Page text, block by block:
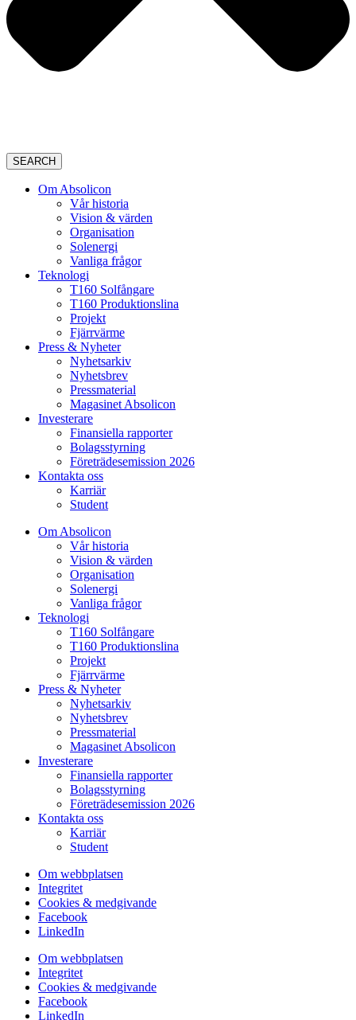
SEARCH
Om Absolicon
Vår historia
Vision & värden
Organisation
Solenergi
Vanliga frågor
Teknologi
T160 Solfångare
T160 Produktionslina
Projekt
Fjärrvärme
Press & Nyheter
Nyhetsarkiv
Nyhetsbrev
Pressmaterial
Magasinet Absolicon
Investerare
Finansiella rapporter
Bolagsstyrning
Företrädesemission 2026
Kontakta oss
Karriär
Student
Om Absolicon
Vår historia
Vision & värden
Organisation
Solenergi
Vanliga frågor
Teknologi
T160 Solfångare
T160 Produktionslina
Projekt
Fjärrvärme
Press & Nyheter
Nyhetsarkiv
Nyhetsbrev
Pressmaterial
Magasinet Absolicon
Investerare
Finansiella rapporter
Bolagsstyrning
Företrädesemission 2026
Kontakta oss
Karriär
Student
Om webbplatsen
Integritet
Cookies & medgivande
Facebook
LinkedIn
Om webbplatsen
Integritet
Cookies & medgivande
Facebook
LinkedIn